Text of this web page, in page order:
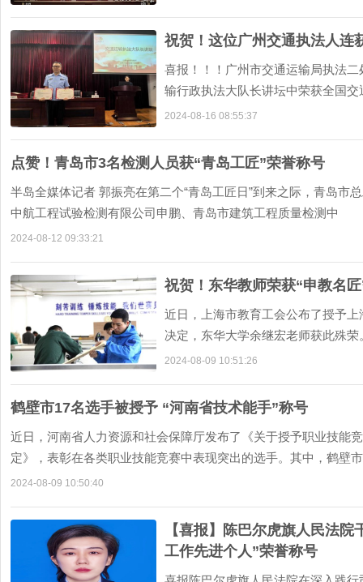
祝贺！这位广州交通执法人连
喜报！！！广州市交通运输局执法
输行政执法大队长讲坛中荣获全国交
初心奖”王浩
2024-08-16 08:55:37
点赞！青岛市3名检测人员获“青岛工匠”荣誉称号
半岛全媒体记者 郭振亮在第二个“青岛工匠日”到来之际，青岛市
中航工程试验检测有限公司申鹏、青岛市建筑工程质量检测中
2024-08-12 09:33:21
祝贺！东华教师荣获“申教名
近日，上海市教育工会公布了授予上
决定，东华大学余继宏老师获此殊
博士，副教授，东
2024-08-09 10:51:26
鹤壁市17名选手被授予 “河南省技术能手”称号
近日，河南省人力资源和社会保障厅发布了《关于授予职业技能
定》，表彰在各类职业技能竞赛中表现突出的选手。其中，鹤壁
2024-08-09 10:50:40
【喜报】陈巴尔虎旗人民法
工作先进个人”荣誉称号